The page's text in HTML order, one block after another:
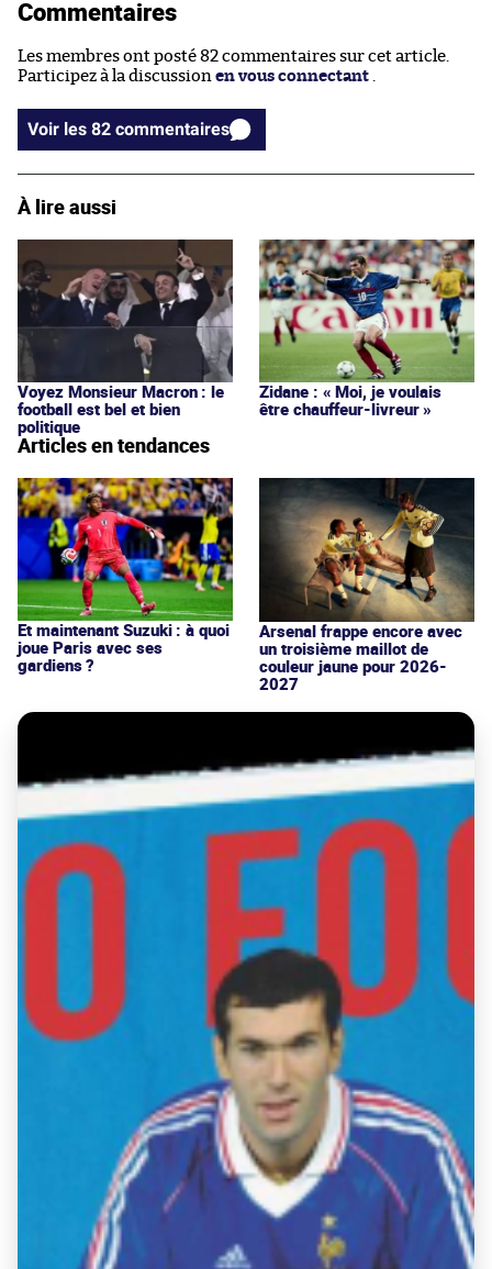
Commentaires
Les membres ont posté 82 commentaires sur cet article.
Participez à la discussion en vous connectant .
Voir les 82 commentaires
À lire aussi
Voyez Monsieur Macron : le
football est bel et bien
politique
Zidane : « Moi, je voulais
être chauffeur-livreur »
Articles en tendances
Et maintenant Suzuki : à quoi
joue Paris avec ses
gardiens ?
Arsenal frappe encore avec
un troisième maillot de
couleur jaune pour 2026-
2027